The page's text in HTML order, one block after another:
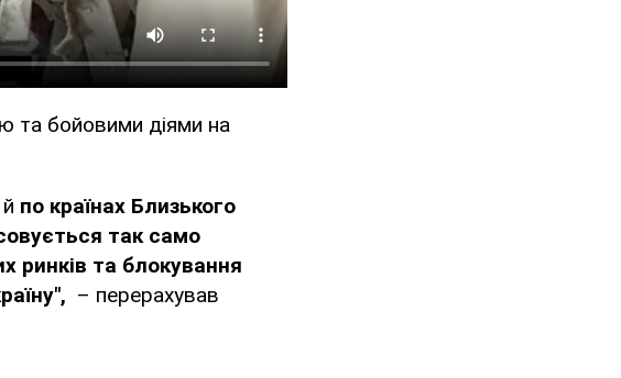
та бойовими діями на
по країнах Близького
так само
ринків та блокування
– перерахував